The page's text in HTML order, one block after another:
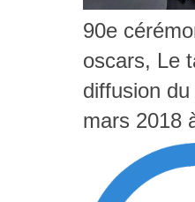
90e
oscars, Le
diffusion
mars 2018